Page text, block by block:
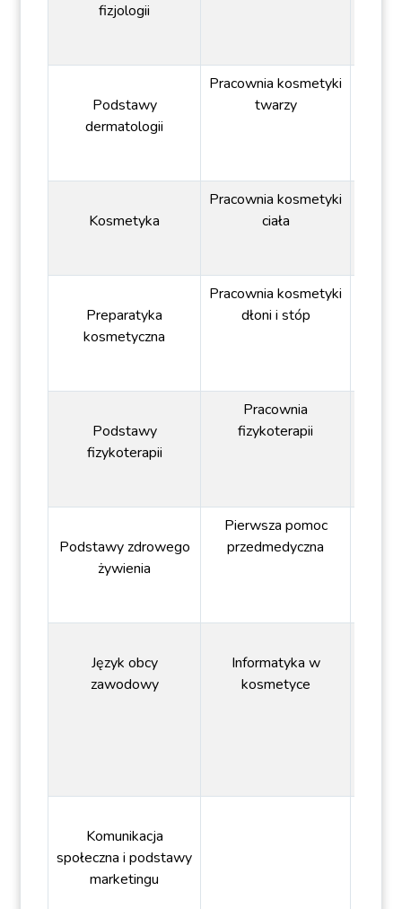
fizjologii
Podstawy
dermatologii
Pracownia kosmetyki
twarzy
Kosmetyka
Pracownia kosmetyki
ciała
Preparatyka
kosmetyczna
Pracownia kosmetyki
dłoni i stóp
Podstawy
fizykoterapii
Pracownia
fizykoterapii
Podstawy zdrowego
żywienia
Pierwsza pomoc
przedmedyczna
Język obcy
zawodowy
Informatyka w
kosmetyce
Komunikacja
społeczna i podstawy
marketingu